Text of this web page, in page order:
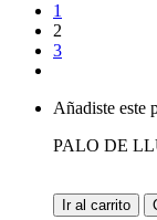
1
2
3
Añadiste este
PALO DE
Ir al carrito